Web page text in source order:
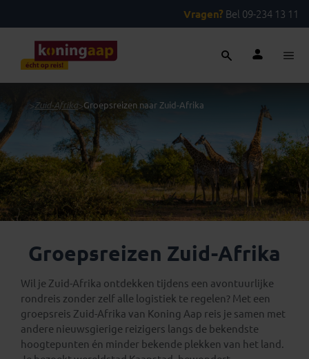
Vragen? Bel 09-234 13 11
>Zuid-Afrika>Groepsreizen naar Zuid-Afrika
Groepsreizen Zuid-Afrika
Wil je Zuid-Afrika ontdekken tijdens een avontuurlijke
rondreis zonder zelf alle logistiek te regelen? Met een
groepsreis Zuid-Afrika van Koning Aap reis je samen met
andere nieuwsgierige reizigers langs de bekendste
hoogtepunten én minder bekende plekken van het land.